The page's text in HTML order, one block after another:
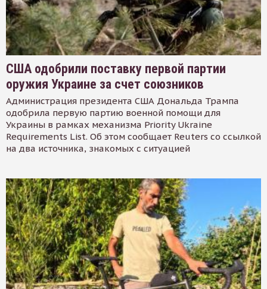
США одобрили поставку первой партии
оружия Украине за счет союзников
Администрация президента США Дональда Трампа
одобрила первую партию военной помощи для
Украины в рамках механизма Priority Ukraine
Requirements List. Об этом сообщает Reuters со ссылкой
на два источника, знакомых с ситуацией